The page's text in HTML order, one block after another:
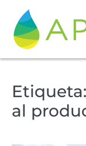
Etiqueta:
al